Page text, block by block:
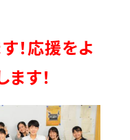
！応援をよ
す！